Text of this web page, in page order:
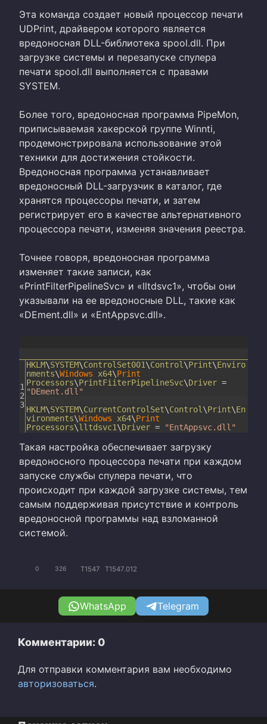
Эта команда создает новый процессор печати
UDPrint, драйвером которого является
вредоносная DLL-библиотека spool.dll. При
загрузке системы и перезапуске спулера
печати spool.dll выполняется с правами
SYSTEM.
Более того, вредоносная программа PipeMon,
приписываемая хакерской группе Winnti,
продемонстрировала использование этой
техники для достижения стойкости.
Вредоносная программа устанавливает
вредоносный DLL-загрузчик в каталог, где
хранятся процессоры печати, и затем
регистрирует его в качестве альтернативного
процессора печати, изменяя значения реестра.
Точнее говоря, вредоносная программа
изменяет такие записи, как
«PrintFilterPipelineSvc» и «lltdsvc1», чтобы они
указывали на ее вредоносные DLL, такие как
«DEment.dll» и «EntAppsvc.dll».
1
2
3
HKLM\SYSTEM\ControlSet001\Control \Print\Enviro
nments\Windows x64\Print
Processors\PrintFiiterPipelineSvc\Driver =
"DEment.dll"
HKLM\SYSTEM\CurrentControlSet\Control \Print\En
vironments\Windows x64\Print
Processors\lltdsvc1\Driver = "EntAppsvc.dll"
Такая настройка обеспечивает загрузку
вредоносного процессора печати при каждом
запуске службы спулера печати, что
происходит при каждой загрузке системы, тем
самым поддерживая присутствие и контроль
вредоносной программы над взломанной
системой.
0 326 T1547 T1547.012
WhatsApp Telegram
Комментарии: 0
Для отправки комментария вам необходимо
авторизоваться.